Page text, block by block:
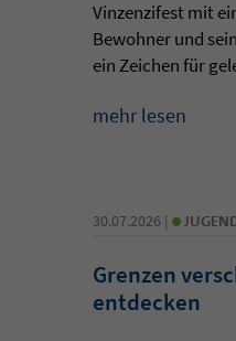
Vinzenzifest mit
Bewohner und
ein Zeichen für
mehr lesen
30.07.2026 | •
Grenzen
entdecken